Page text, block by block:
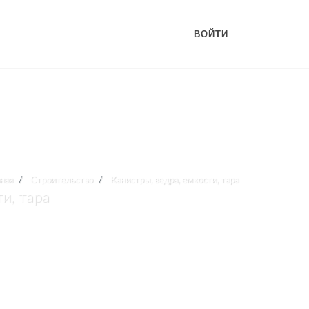
ВОЙТИ
тара
Строительство Канистры, ведра, емкости, тара